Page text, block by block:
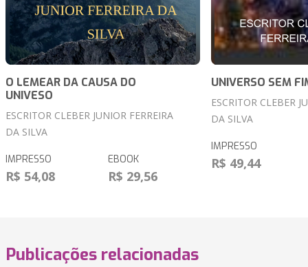
O LEMEAR DA CAUSA DO
UNIVESO
ESCRITOR CLEBER JUNIOR FERREIRA
DA SILVA
IMPRESSO
R$ 54,08
EBOOK
R$ 29,56
UNIVERSO SEM
ESCRITOR CLEBER
DA SILVA
IMPRESSO
R$ 49,44
Publicações relacionadas